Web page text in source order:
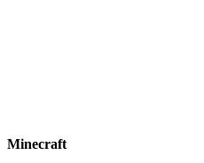
Minecraft